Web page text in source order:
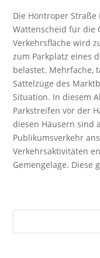
Die Höntroper
Wattenscheid für die
Verkehrsfläche wird
zum Parkplatz eines
belastet. Mehrfache,
Sattelzüge des
Situation. In diesem
Parkstreifen vor der
diesen Häusern sind
Publikumsverkehr
Verkehrsaktivitäten
Gemengelage. Diese